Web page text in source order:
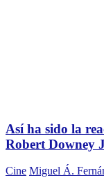
Así ha sido la
Robert Downey
Cine Miguel Á.